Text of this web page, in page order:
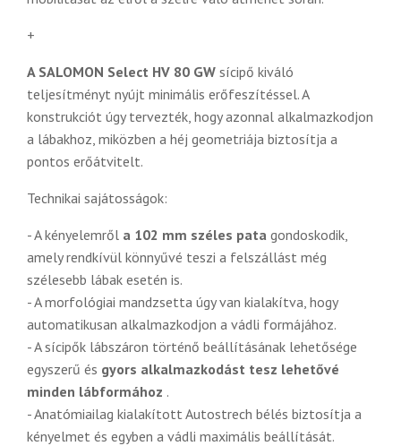
+
A SALOMON Select HV 80 GW sícipő kiváló
teljesítményt nyújt minimális erőfeszítéssel. A
konstrukciót úgy tervezték, hogy azonnal alkalmazkodjon
a lábakhoz, miközben a héj geometriája biztosítja a
pontos erőátvitelt.
Technikai sajátosságok:
- A kényelemről a 102 mm széles pata gondoskodik,
amely rendkívül könnyűvé teszi a felszállást még
szélesebb lábak esetén is.
- A morfológiai mandzsetta úgy van kialakítva, hogy
automatikusan alkalmazkodjon a vádli formájához.
- A sícipők lábszáron történő beállításának lehetősége
egyszerű és gyors alkalmazkodást tesz lehetővé
minden lábformához .
- Anatómiailag kialakított Autostrech bélés biztosítja a
kényelmet és egyben a vádli maximális beállítását.